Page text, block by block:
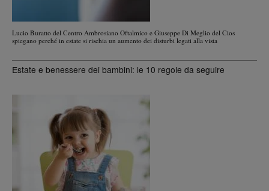
Lucio Buratto del Centro Ambrosiano Oftalmico e Giuseppe Di Meglio del Cios
spiegano perché in estate si rischia un aumento dei disturbi legati alla vista
Estate e benessere dei bambini: le 10 regole da seguire